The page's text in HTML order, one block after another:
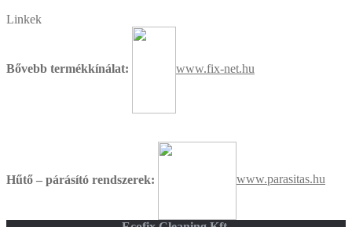
Linkek
Bővebb termékkínálat: www.fix-net.hu
Hűtő – párásító rendszerek: www.parasitas.hu